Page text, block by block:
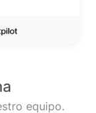
equipo.